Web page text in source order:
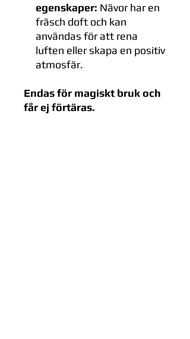
egenskaper: Nävor har en
fräsch doft och kan
användas för att rena
luften eller skapa en positiv
atmosfär.
Endas för magiskt bruk och
får ej förtäras.